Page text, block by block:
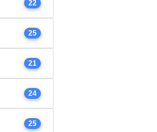
22
25
21
24
25